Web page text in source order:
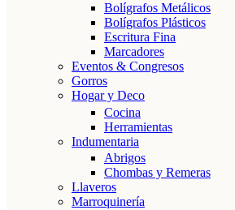
Bolígrafos Metálicos
Bolígrafos Plásticos
Escritura Fina
Marcadores
Eventos & Congresos
Gorros
Hogar y Deco
Cocina
Herramientas
Indumentaria
Abrigos
Chombas y Remeras
Llaveros
Marroquinería